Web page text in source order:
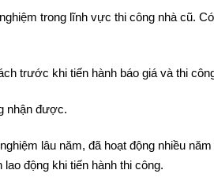
muốn tìm kiếm một đơn vị uy tín và
trong lĩnh vực thi công nhà cũ. Có
nhận được.